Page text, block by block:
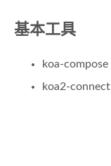
基本工具
koa-compose
koa2-connect